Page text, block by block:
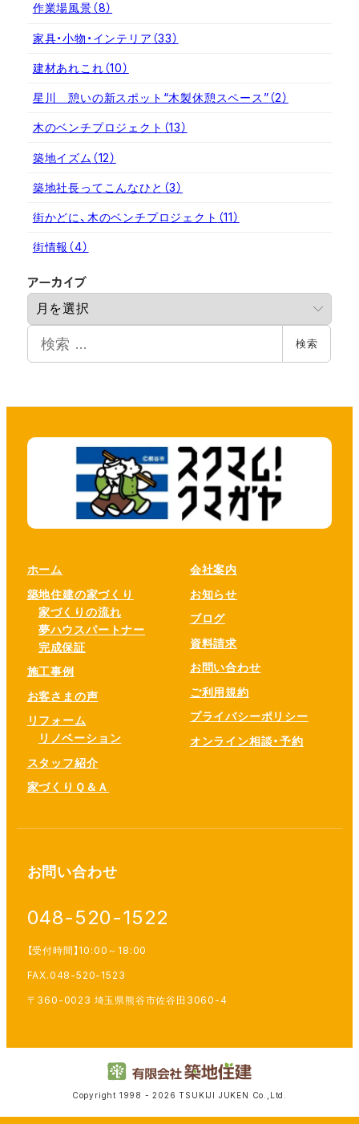
作業場風景（8）
家具・小物・インテリア （33）
建材あれこれ（10）
星川 憩いの新スポット“木製休憩スペース”（2）
木のベンチプロジェクト （13）
築地イズム （12）
築地社長ってこんなひと （3）
街かどに、木のベンチプロジェクト （11）
街情報 （4）
アーカイブ
カ
検索
ホーム
築地住建の家づくり
家づくりの流れ
夢ハウスパートナー
完成保証
施工事例
お客さまの声
リフォーム
リノベーション
スタッフ紹介
家づくりＱ＆Ａ
会社案内
お知らせ
ブログ
資料請求
お問い合わせ
ご利用規約
プライバシーポリシー
オンライン相談・予約
お問い合わせ
048-520-1522
【受付時間】10:00～18:00
FAX.048-520-1523
〒360-0023 埼玉県熊谷市佐谷田3060-4
Copyright 1998 - 2026 TSUKIJI JUKEN Co.,Ltd.